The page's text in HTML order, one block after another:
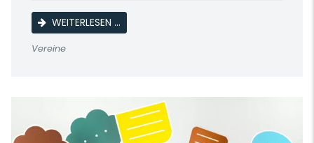
WEITERLESEN …BEGEGNUNGSRUNDE
Vereine